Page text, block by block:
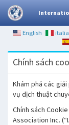
English
Chính sách
Khám phá các
vụ dịch thuật
Chính sách
Association Inc.